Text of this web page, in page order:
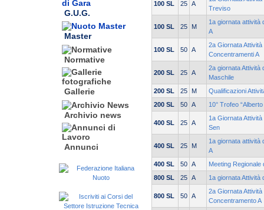
G.U.G.
Master
Normative
Gallerie
Archivio news
Annunci
100 SL 25 A
Treviso
100 SL 25 M
1a giornata attività
A
100 SL 50 A
2a Giornata
Concentramenti A
200 SL 25 A
2a giornata Attività
Maschile
200 SL
25 M
Qualificazioni
200 SL
50 A 10° Trofeo
400 SL 25 A
1a Giornata
Sen
400 SL 25 M
1a giornata attività
A
400 SL
50 A
Meeting Regionale
800 SL
25 A 1a giornata Attività
800 SL 50 A
2a Giornata
Concentramento A